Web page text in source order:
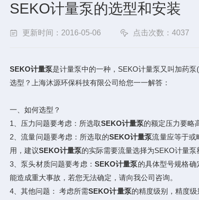
SEKO计量泵的选型和安装
更新时间：2016-05-06 点击次数：4037
SEKO计量泵是计量泵中的一种，SEKO计量泵又叫加药
选型？上海沐源环保科技有限公司给您一一解答：
一、如何选型？
1、压力问题要考虑：所选取SEKO计量泵的额定压力要略
2、流量问题要考虑：所选取的SEKO计量泵流量应等于或
用，建议SEKO计量泵的实际需要流量选择为SEKO计量泵
3、泵头材质问题要考虑： SEKO计量泵的具体型号规格
能造成重大事故，若您无法确定，请向我公司咨询。
4、其他问题： 考虑所需SEKO计量泵的精度级别，精度